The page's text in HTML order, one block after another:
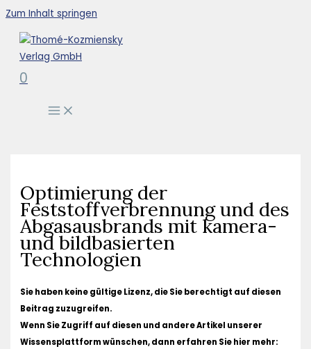
Zum Inhalt springen
0
Optimierung der
Feststoffverbrennung und des
Abgasausbrands mit kamera-
und bildbasierten
Technologien
Sie haben keine gültige Lizenz, die Sie berechtigt auf diesen
Beitrag zuzugreifen.
Wenn Sie Zugriff auf diesen und andere Artikel unserer
Wissensplattform wünschen, dann erfahren Sie hier mehr: